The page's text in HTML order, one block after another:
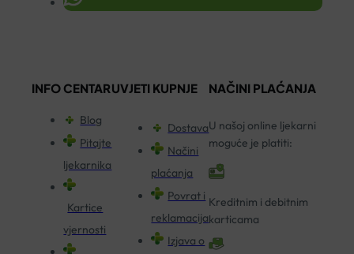
INFO CENTAR
Blog
Pitajte
ljekarnika
Kartice
vjernosti
UVJETI KUPNJE
Dostava
Načini
plaćanja
Povrat i
reklamacija
Izjava o
NAČINI PLAĆANJA
U našoj online ljekarni
moguće je platiti:
Kreditnim i debitnim
karticama